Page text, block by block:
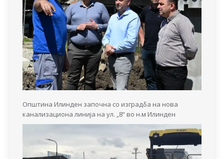
Општина Илинден започна со изградба на нова
канализациона линија на ул. „8“ во н.м Илинден